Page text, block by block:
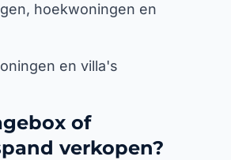
hoekwoningen en
en villa's
of
verkopen?